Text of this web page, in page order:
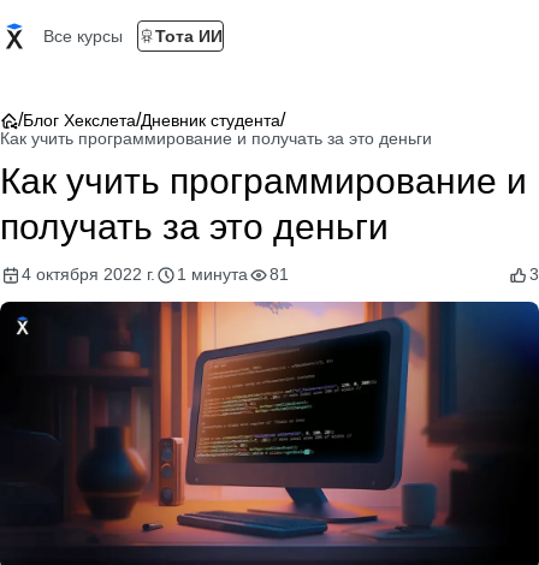
Все курсы Тота ИИ
/Блог Хекслета/Дневник студента/
Как учить программирование и получать за это деньги
Как учить программирование и
получать за это деньги
4 октября 2022 г. 1 минута 81 3